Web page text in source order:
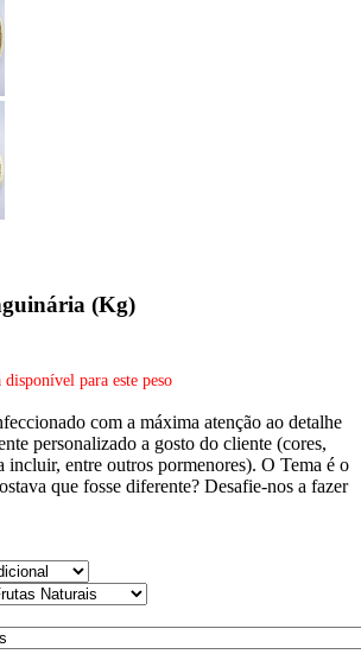
(Kg)
para este peso
com a máxima atenção ao detalhe
personalizado a gosto do cliente (cores,
incluir, entre outros pormenores). O Tema é o
que fosse diferente? Desafie-nos a fazer